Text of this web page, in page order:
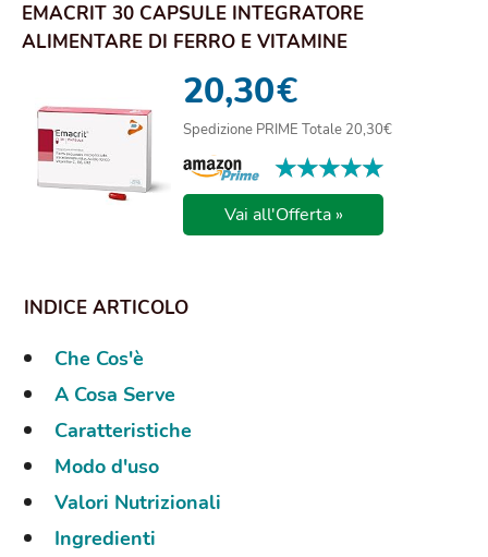
EMACRIT 30 CAPSULE INTEGRATORE
ALIMENTARE DI FERRO E VITAMINE
20,30€
Spedizione PRIME Totale 20,30€
★★★★★
★★★★★
Vai all'Offerta »
Che Cos'è
A Cosa Serve
Caratteristiche
Modo d'uso
Valori Nutrizionali
Ingredienti